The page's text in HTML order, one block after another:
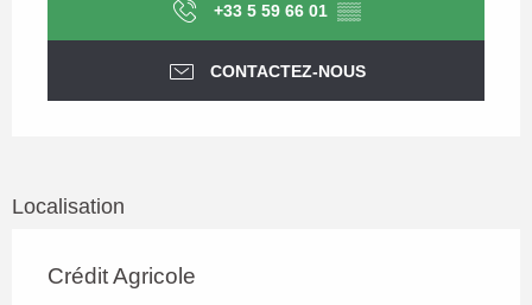
+33 5 59 66 01 ▒▒
CONTACTEZ-NOUS
Localisation
Crédit Agricole